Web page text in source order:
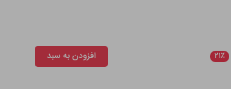
۲۱٪ افزودن به سبد